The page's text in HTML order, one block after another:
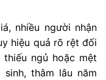
nhiều người nhận
hiệu quả rõ rệt đối
ngủ hoặc mệt
thâm lâu năm